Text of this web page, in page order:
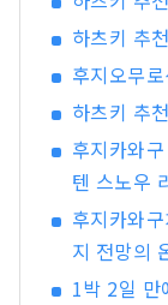
와
의
하츠키 추
후지오무
하츠키 추
후지카와
텐 스노우
후지카와
지 전망의
1박 2일 만